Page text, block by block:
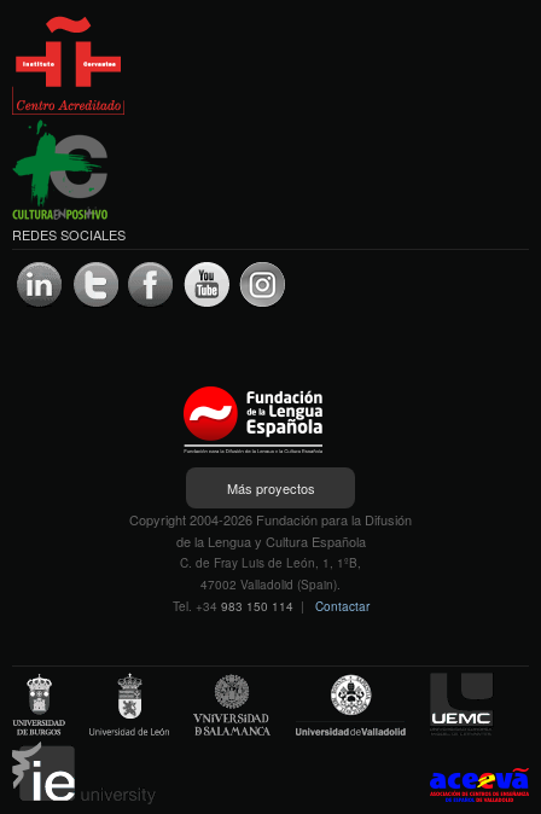
REDES SOCIALES
Más proyectos
Copyright 2004-2026 Fundación para la Difusión
de la Lengua y Cultura Española
C. de Fray Luis de León, 1, 1ºB,
47002 Valladolid (Spain).
Tel. +34 983 150 114 | Contactar